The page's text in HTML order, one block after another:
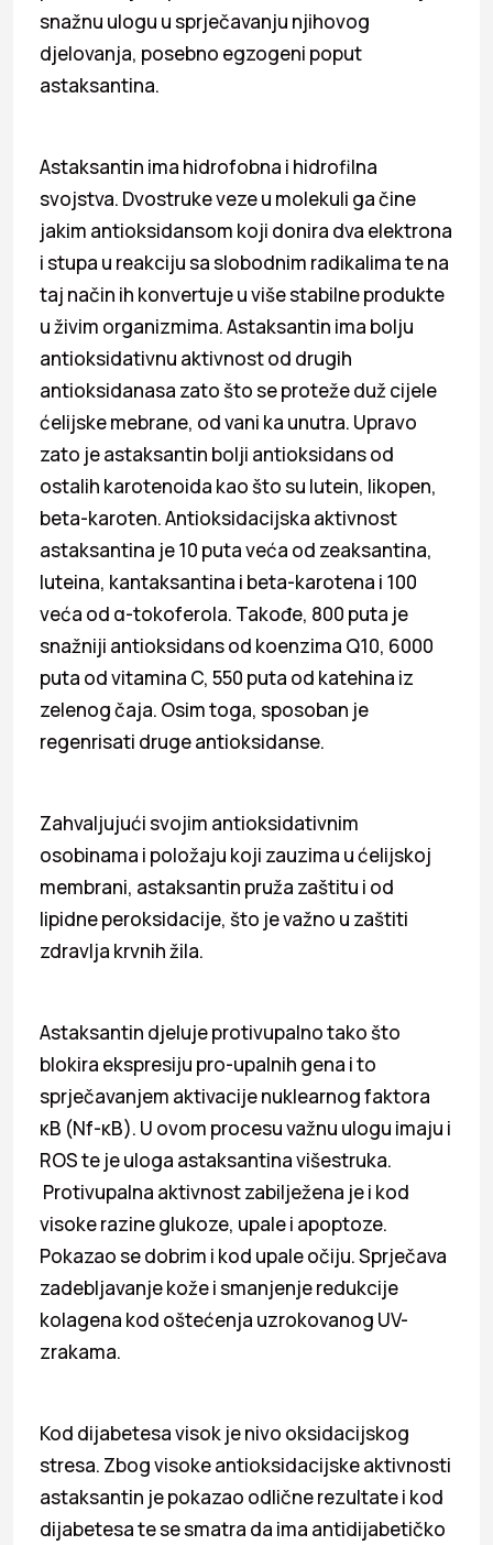
snažnu ulogu u sprječavanju njihovog
djelovanja, posebno egzogeni poput
astaksantina.
Astaksantin ima hidrofobna i hidrofilna
svojstva. Dvostruke veze u molekuli ga čine
jakim antioksidansom koji donira dva elektrona
i stupa u reakciju sa slobodnim radikalima te na
taj način ih konvertuje u više stabilne produkte
u živim organizmima. Astaksantin ima bolju
antioksidativnu aktivnost od drugih
antioksidanasa zato što se proteže duž cijele
ćelijske mebrane, od vani ka unutra. Upravo
zato je astaksantin bolji antioksidans od
ostalih karotenoida kao što su lutein, likopen,
beta-karoten. Antioksidacijska aktivnost
astaksantina je 10 puta veća od zeaksantina,
luteina, kantaksantina i beta-karotena i 100
veća od α-tokoferola. Takođe, 800 puta je
snažniji antioksidans od koenzima Q10, 6000
puta od vitamina C, 550 puta od katehina iz
zelenog čaja. Osim toga, sposoban je
regenrisati druge antioksidanse.
Zahvaljujući svojim antioksidativnim
osobinama i položaju koji zauzima u ćelijskoj
membrani, astaksantin pruža zaštitu i od
lipidne peroksidacije, što je važno u zaštiti
zdravlja krvnih žila.
Astaksantin djeluje protivupalno tako što
blokira ekspresiju pro-upalnih gena i to
sprječavanjem aktivacije nuklearnog faktora
κB (Nf-κB). U ovom procesu važnu ulogu imaju i
ROS te je uloga astaksantina višestruka.
Protivupalna aktivnost zabilježena je i kod
visoke razine glukoze, upale i apoptoze.
Pokazao se dobrim i kod upale očiju. Sprječava
zadebljavanje kože i smanjenje redukcije
kolagena kod oštećenja uzrokovanog UV-
zrakama.
Kod dijabetesa visok je nivo oksidacijskog
stresa. Zbog visoke antioksidacijske aktivnosti
astaksantin je pokazao odlične rezultate i kod
dijabetesa te se smatra da ima antidijabetičko